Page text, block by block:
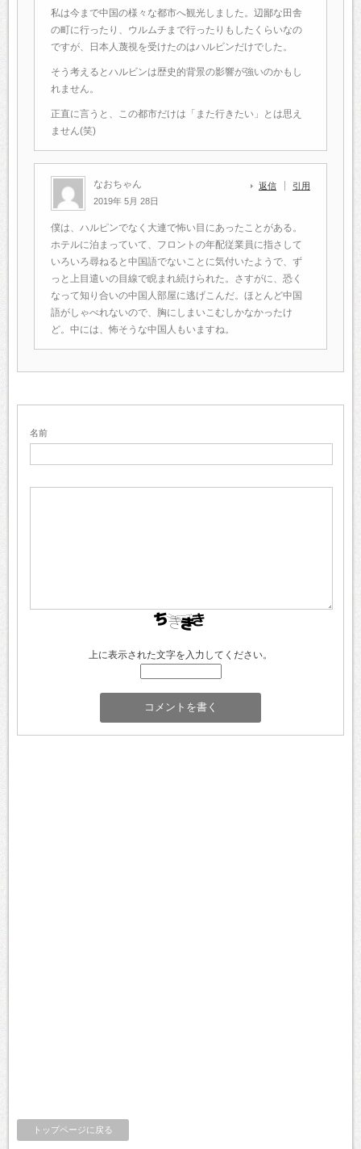
私は今まで中国の様々な都市へ観光しました。辺鄙な田舎
の町に行ったり、ウルムチまで行ったりもしたくらいなの
ですが、日本人蔑視を受けたのはハルビンだけでした。
そう考えるとハルビンは歴史的背景の影響が強いのかもし
れません。
正直に言うと、この都市だけは「また行きたい」とは思え
ません(笑)
なおちゃん
2019年 5月 28日
返信 引用
僕は、ハルピンでなく大連で怖い目にあったことがある。
ホテルに泊まっていて、フロントの年配従業員に指さして
いろいろ尋ねると中国語でないことに気付いたようで、ず
っと上目遣いの目線で睨まれ続けられた。さすがに、恐く
なって知り合いの中国人部屋に逃げこんだ。ほとんど中国
語がしゃべれないので、胸にしまいこむしかなかったけ
ど。中には、怖そうな中国人もいますね。
名前
上に表示された文字を入力してください。
トップページに戻る